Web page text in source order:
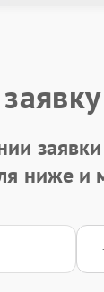
ниже